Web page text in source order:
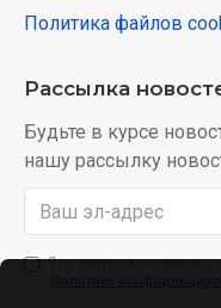
Политика файлов
Рассылка
Будьте в курсе
нашу рассылку
Я прочитал и согласен с
Политика